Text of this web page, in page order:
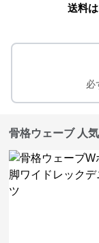
送料
必
骨格ウェーブ 人